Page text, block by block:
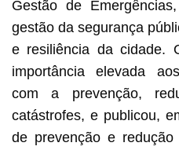
Gestão de
gestão da segurança
e resiliência da cidade.
importância elevada
com a prevenção,
catástrofes, e publicou,
de prevenção e